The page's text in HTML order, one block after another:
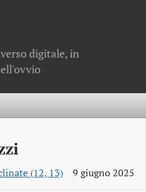
digitale, in
(12, 13) 9 giugno 2025